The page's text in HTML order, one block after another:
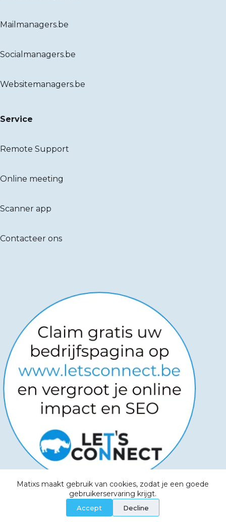
Matixs maakt gebruik van cookies, zodat je een goede
gebruikerservaring krijgt.
Accept Decline
Mailmanagers.be
Socialmanagers.be
Websitemanagers.be
Service
Remote Support
Online meeting
Scanner app
Contacteer ons
Copyright © 2026-Powered by
Websitemanagers
Algemene voorwaarden -
Privacy Policy - Aanvaardbaar beleid - Cookies -